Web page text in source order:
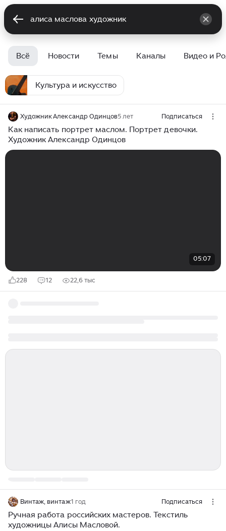
Всё Новости Темы Каналы Видео и
Культура и искусство
Художник Александр Одинцов5 лет Подписаться
Как написать портрет маслом. Портрет девочки.
Художник Александр Одинцов
05:07
228 12 22,6 тыс
Винтаж, винтаж1 год Подписаться
Ручная работа российских мастеров. Текстиль
художницы Алисы Масловой.